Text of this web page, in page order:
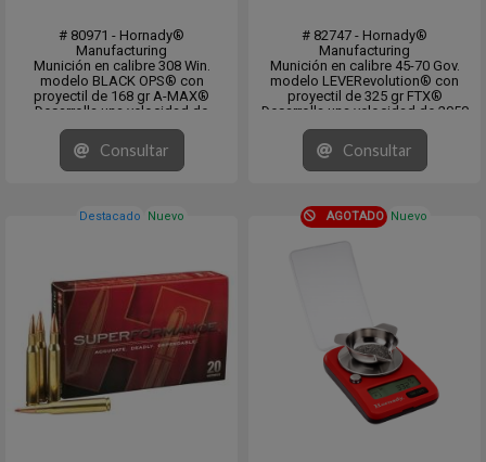
# 80971 - Hornady®
Manufacturing
Munición en calibre 308 Win.
modelo BLACK OPS® con
proyectil de 168 gr A-MAX®
Desarrolla una velocidad de
2700fps. y una energia de 2719
fps/lb.
En cajita de 20 unidades y pack de
10 x 20 unidades.
Consultar
# 82747 - Hornady®
Manufacturing
Munición en calibre 45-70 Gov.
modelo LEVERevolution® con
proyectil de 325 gr FTX®
Desarrolla una velocidad de 2050
fps. y una energia de 3032 fps/lb.
Medium Game 50-300 lbs / Large
Game 300-1500 lbs
CB: .230 (G1) DS: .221
Consultar
Destacado Nuevo AGOTADO Nuevo